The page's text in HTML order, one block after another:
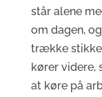
står alene
om dagen,
trække
kører videre,
at køre på